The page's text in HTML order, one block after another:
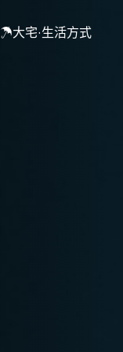
☂大宅·生活方式